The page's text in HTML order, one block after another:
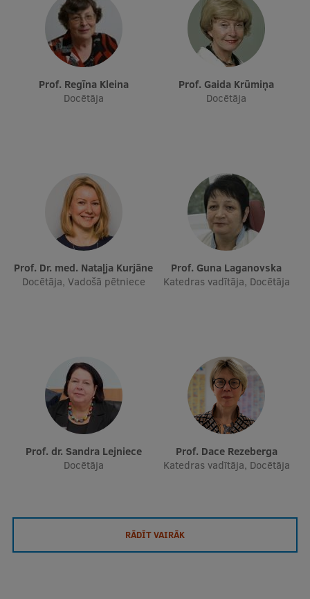
Starptautiskā sadarbība
Mobilitātes programmas
Starptautiskie projekti
EATRIS koordinators Latvijā
Prof. Regīna Kleina
Docētāja
Prof. Gaida Krūmiņa
Docētāja
Prof. Dr. med. Nataļja Kurjāne
Docētāja, Vadošā pētniece
Prof. Guna Laganovska
Katedras vadītāja, Docētāja
Prof. dr. Sandra Lejniece
Docētāja
Prof. Dace Rezeberga
Katedras vadītāja, Docētāja
RĀDĪT VAIRĀK